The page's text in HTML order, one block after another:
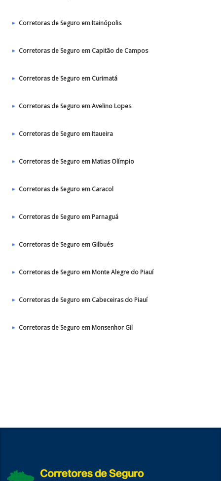
Corretoras de Seguro em Itainópolis
Corretoras de Seguro em Capitão de Campos
Corretoras de Seguro em Curimatá
Corretoras de Seguro em Avelino Lopes
Corretoras de Seguro em Itaueira
Corretoras de Seguro em Matias Olímpio
Corretoras de Seguro em Caracol
Corretoras de Seguro em Parnaguá
Corretoras de Seguro em Gilbués
Corretoras de Seguro em Monte Alegre do Piauí
Corretoras de Seguro em Cabeceiras do Piauí
Corretoras de Seguro em Monsenhor Gil